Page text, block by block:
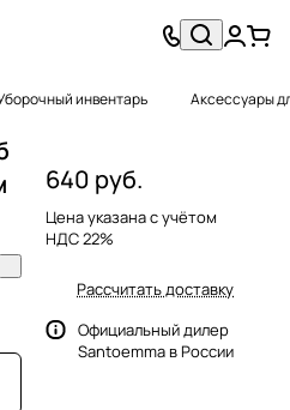
инвентарь Аксессуары
640 руб.
Цена указана с учётом
НДС 22%
Рассчитать доставку
Официальный дилер
Santoemma в России